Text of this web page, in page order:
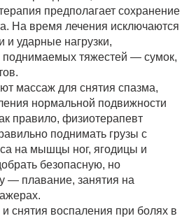
предполагает сохранение
На время лечения исключаются
и ударные нагрузки,
поднимаемых тяжестей — сумок,
массаж для снятия спазма,
нормальной подвижности
правило, физиотерапевт
поднимать грузы с
на мышцы ног, ягодицы и
безопасную, но
— плавание, занятия на
снятия воспаления при болях в